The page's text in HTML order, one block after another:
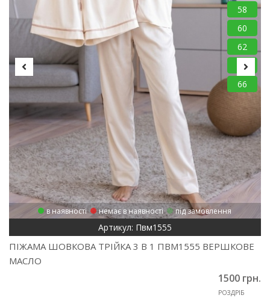
58
60
62
64
66
в наявності немає в наявності під замовлення
Артикул: Пвм1555
ПІЖАМА ШОВКОВА ТРІЙКА 3 В 1 ПВМ1555 ВЕРШКОВЕ
МАСЛО
1500 грн.
РОЗДРІБ